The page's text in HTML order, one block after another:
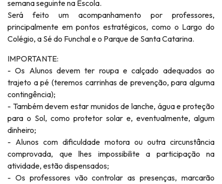
semana seguinte na Escola.
Será feito um acompanhamento por professores,
principalmente em pontos estratégicos, como o Largo do
Colégio, a Sé do Funchal e o Parque de Santa Catarina.
IMPORTANTE:
- Os Alunos devem ter roupa e calçado adequados ao
trajeto a pé (teremos carrinhas de prevenção, para alguma
contingência);
- Também devem estar munidos de lanche, água e proteção
para o Sol, como protetor solar e, eventualmente, algum
dinheiro;
- Alunos com dificuldade motora ou outra circunstância
comprovada, que lhes impossibilite a participação na
atividade, estão dispensados;
- Os professores vão controlar as presenças, marcarão